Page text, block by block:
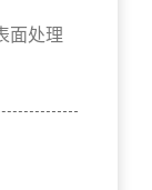
面处理